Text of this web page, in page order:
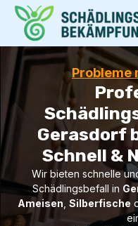
Probleme
Gerasdorf
Schnell &
Wir bieten schnelle
Schädlingsbefall in
Ameisen Silberfische